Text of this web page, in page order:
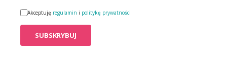
Akceptuję regulamin i politykę prywatności